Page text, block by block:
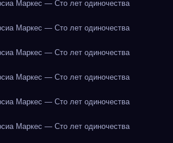
Маркес — Сто лет одиночества
Маркес — Сто лет одиночества
Маркес — Сто лет одиночества
Маркес — Сто лет одиночества
Маркес — Сто лет одиночества
Маркес — Сто лет одиночества